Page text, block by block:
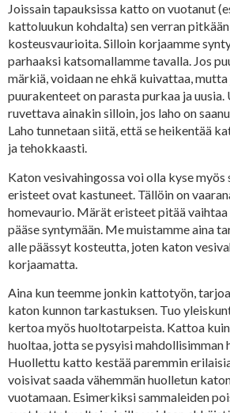
Joissain tapauksissa katto on vuotanut
kattoluukun kohdalta) sen verran
kosteusvaurioita. Silloin korjaamme
parhaaksi katsomallamme tavalla. Jos
märkiä, voidaan ne ehkä kuivattaa,
puurakenteet on parasta purkaa ja uusia.
ruvettava ainakin silloin, jos laho on
Laho tunnetaan siitä, että se heikentää
ja tehokkaasti.
Katon vesivahingossa voi olla kyse
eristeet ovat kastuneet. Tällöin on
homevaurio. Märät eristeet pitää
pääse syntymään. Me muistamme aina
alle päässyt kosteutta, joten katon
korjaamatta.
Aina kun teemme jonkin kattotyön,
katon kunnon tarkastuksen. Tuo
kertoa myös huoltotarpeista. Kattoa
huoltaa, jotta se pysyisi mahdollisimman
Huollettu katto kestää paremmin
voisivat saada vähemmän huolletun
vuotamaan. Esimerkiksi sammaleiden